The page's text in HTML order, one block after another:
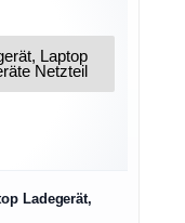
Ladegerät,